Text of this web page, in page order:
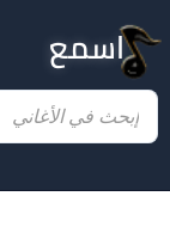
اسمع